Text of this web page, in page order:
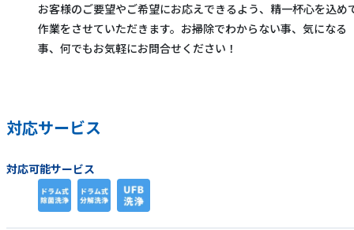
お客様のご要望やご希望にお応えできるよう、精一杯心を込め
作業をさせていただきます。お掃除でわからない事、気になる
事、何でもお気軽にお問合せください！
対応サービス
対応可能サービス